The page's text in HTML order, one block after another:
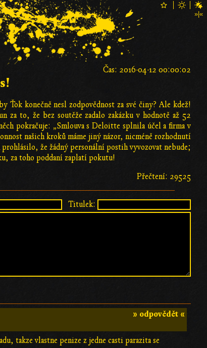
Čas: 2016-04-12 00:00:02
konečně nesl zodpovědnost za své činy? Ale kdež!
to, že bez soutěže zadalo zakázku v hodnotě až 52
pokračuje: „Smlouva s Deloitte splnila účel a firma v
našich kroků máme jiný názor, nicméně rozhodnutí
že žádný personální postih vyvozovat nebude;
za toho poddaní zaplatí pokutu!
Přečtení: 29525
Titulek:
» odpovědět «
takze vlastne penize z jedne casti parazita se